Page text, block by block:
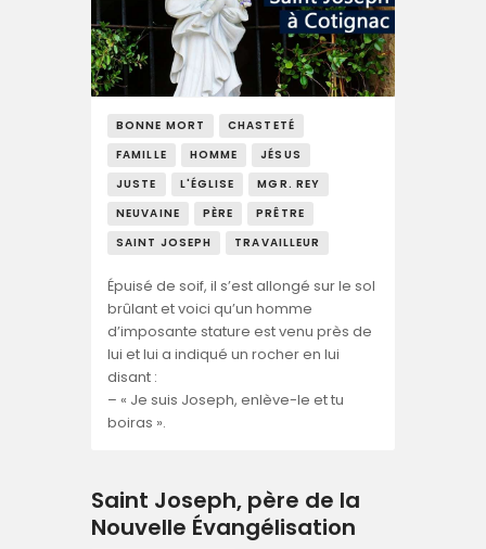
BONNE MORT
CHASTETÉ
FAMILLE
HOMME
JÉSUS
JUSTE
L'ÉGLISE
MGR. REY
NEUVAINE
PÈRE
PRÊTRE
SAINT JOSEPH
TRAVAILLEUR
Épuisé de soif, il s’est allongé sur le sol
brûlant et voici qu’un homme
d’imposante stature est venu près de
lui et lui a indiqué un rocher en lui
disant :
– « Je suis Joseph, enlève-le et tu
boiras ».
Saint Joseph, père de la
Nouvelle Évangélisation